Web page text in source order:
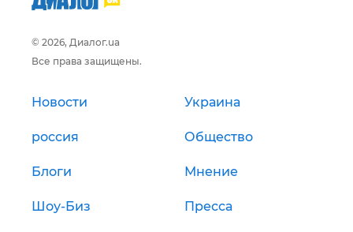
© 2026, Диалог.ua
Все права защищены.
Новости Украина
россия Общество
Блоги Мнение
Шоу-Биз Пресса